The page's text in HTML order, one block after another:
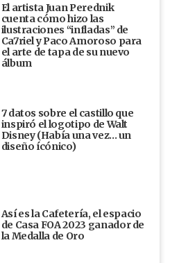
El artista Juan Perednik
cuenta cómo hizo las
ilustraciones “infladas” de
Ca7riel y Paco Amoroso para
el arte de tapa de su nuevo
álbum
7 datos sobre el castillo que
inspiró el logotipo de Walt
Disney (Había una vez... un
diseño ícónico)
Así es la Cafetería, el espacio
de Casa FOA 2023 ganador de
la Medalla de Oro